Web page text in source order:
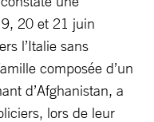
20 et 21 juin
l’Italie sans
composée d’un
d’Afghanistan, a
lors de leur